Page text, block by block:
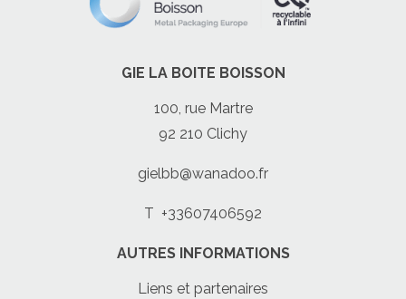
GIE LA BOITE BOISSON
100, rue Martre
92 210 Clichy
gielbb@wanadoo.fr
T +33607406592
AUTRES INFORMATIONS
Liens et partenaires